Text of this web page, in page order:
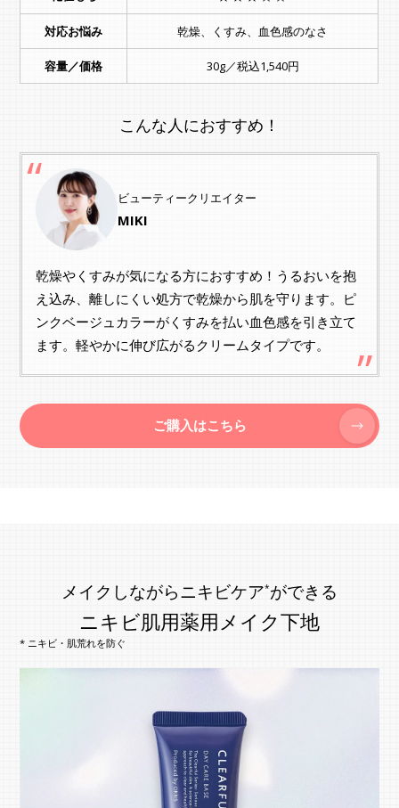
対応お悩み 乾燥、くすみ、血色感のなさ
容量／価格 30g／税込1,540円
こんな人におすすめ！
ビューティークリエイター
MIKI
乾燥やくすみが気になる方におすすめ！うるおいを抱
え込み、離しにくい処方で乾燥から肌を守ります。ピ
ンクベージュカラーがくすみを払い血色感を引き立て
ます。軽やかに伸び広がるクリームタイプです。
ご購入はこちら
メイクしながらニキビケア*ができる
ニキビ肌用薬用メイク下地
* ニキビ・肌荒れを防ぐ